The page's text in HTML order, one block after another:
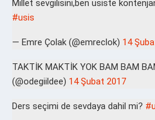
Millet sevgilisini,ben usiste
#usis
— Emre Çolak (@emreclok) 14
TAKTİK MAKTİK YOK BAM BAM
(@odegiildee) 14 Şubat 2017
Ders seçimi de sevdaya dahil mi?